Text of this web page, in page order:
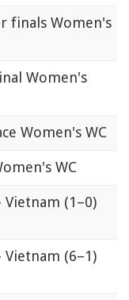
finals Women's
Women's
Women's WC
WC
Vietnam (1–0)
Vietnam (6–1)